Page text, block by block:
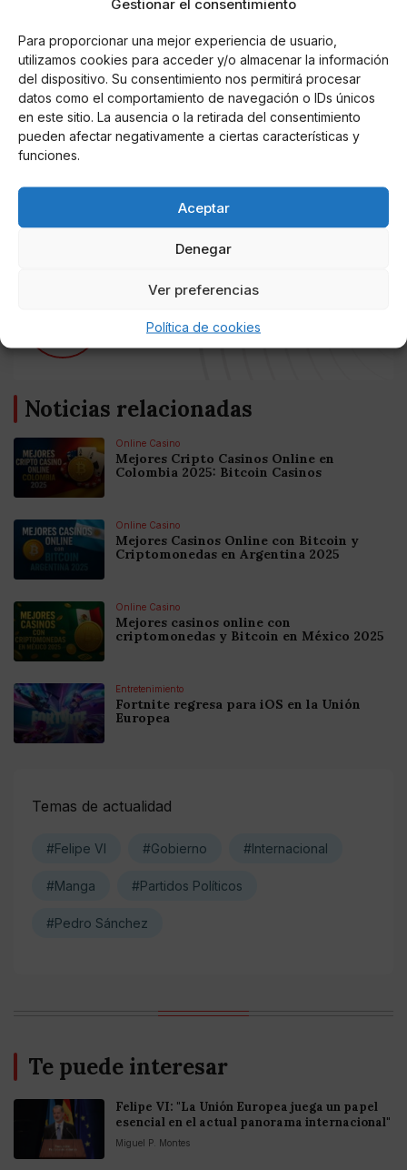
Gestionar el consentimiento
Para proporcionar una mejor experiencia de usuario,
utilizamos cookies para acceder y/o almacenar la información
del dispositivo. Su consentimiento nos permitirá procesar
datos como el comportamiento de navegación o IDs únicos
en este sitio. La ausencia o la retirada del consentimiento
pueden afectar negativamente a ciertas características y
funciones.
Aceptar
Denegar
Ver preferencias
Política de cookies
Repatriaciones de Afganistán; Félix Bolaños; la ministra
de Sanidad, Carolina Darias; y por el ministro de
Inclusión, Seguridad Social y Migraciones, José Luis
Escrivá, entre otras autoridades. Antes de acceder a la
sala principal, donde Don Felipe presidió la mesa de la
reunión en la que se sucedió un turno abierto de
intervenciones, fue saludado también por el jefe de
Estado Mayor del Ejército del Aire, Javier Salto y por
el general de brigada jefe de la Base Aérea de
Miguel P. Montes
Noticias relacionadas
Online Casino
Mejores Cripto Casinos Online en
Colombia 2025: Bitcoin Casinos
Online Casino
Mejores Casinos Online con Bitcoin y
Criptomonedas en Argentina 2025
Online Casino
Mejores casinos online con
criptomonedas y Bitcoin en México 2025
Entretenimiento
Fortnite regresa para iOS en la Unión
Europea
Temas de actualidad
#Felipe VI #Gobierno #Internacional
#Manga #Partidos Políticos
#Pedro Sánchez
Te puede interesar
Felipe VI: "La Unión Europea juega un papel
esencial en el actual panorama internacional"
Miguel P. Montes